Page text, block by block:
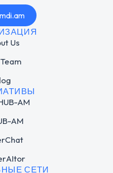
Us
AM
AM
СЕТИ